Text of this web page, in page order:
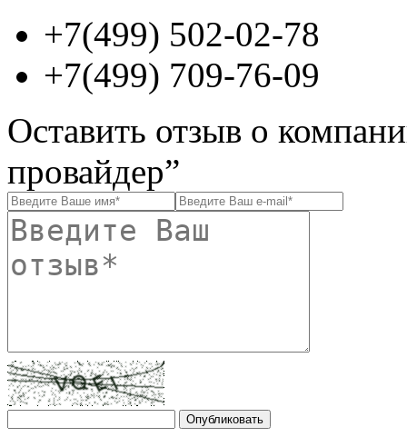
+7(499) 502-02-78
+7(499) 709-76-09
Оставить отзыв о
провайдер”